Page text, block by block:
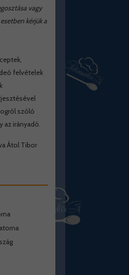
vagy
kérjük a
felvételek
szóló
az irányadó.
Átol Tibor